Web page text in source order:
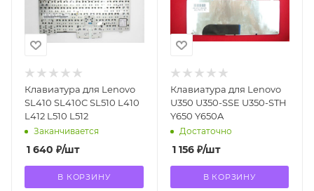
Клавиатура для Lenovo
SL410 SL410C SL510 L410
L412 L510 L512
Заканчивается
1 640 ₽/шт
В КОРЗИНУ
Клавиатура для Lenovo
U350 U350-SSE U350-STH
Y650 Y650A
Достаточно
1 156₽/шт
В КОРЗИНУ